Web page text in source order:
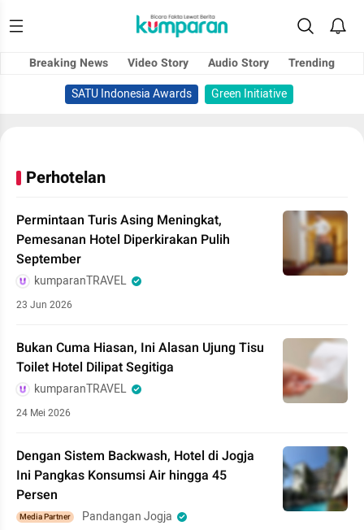
Breaking News Video Story Audio Story
Trending
SATU Indonesia Awards
Green Initiative
Perhotelan
Permintaan Turis Asing Meningkat,
Pemesanan Hotel Diperkirakan Pulih
September
kumparanTRAVEL
23 Jun 2026
Bukan Cuma Hiasan, Ini Alasan Ujung Tisu
Toilet Hotel Dilipat Segitiga
kumparanTRAVEL
24 Mei 2026
Dengan Sistem Backwash, Hotel di Jogja
Ini Pangkas Konsumsi Air hingga 45
Persen
Media Partner Pandangan Jogja